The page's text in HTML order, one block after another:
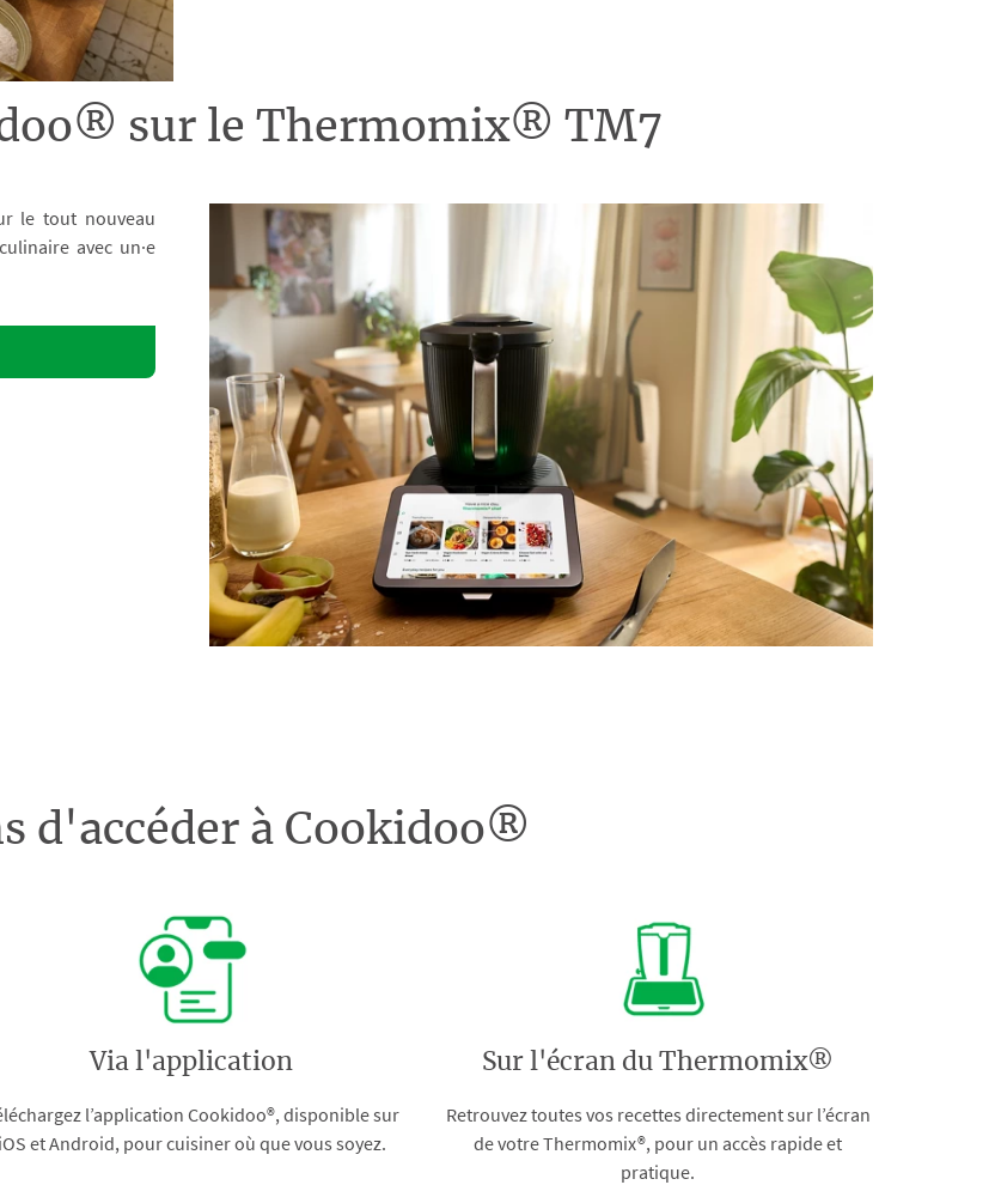
sur le Thermomix® TM7
le tout nouveau
avec un·e
d'accéder à Cookidoo®
Via l'application
l’application Cookidoo®, disponible sur
iOS et Android, pour cuisiner où que vous soyez.
Sur l'écran du Thermomix®
Retrouvez toutes vos recettes directement sur l’écran
de votre Thermomix®, pour un accès rapide et
pratique.